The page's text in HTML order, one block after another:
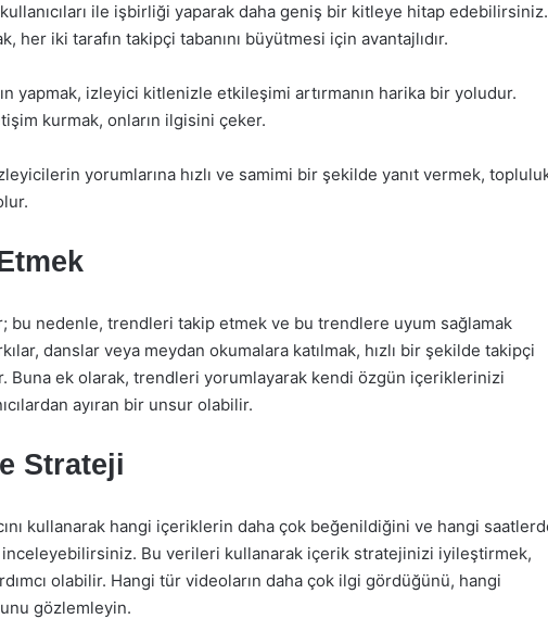
ile işbirliği yaparak daha geniş bir kitleye hitap edebilirsiniz.
her iki tarafın takipçi tabanını büyütmesi için avantajlıdır.
yapmak, izleyici kitlenizle etkileşimi artırmanın harika bir yoludur.
kurmak, onların ilgisini çeker.
yorumlarına hızlı ve samimi bir şekilde yanıt vermek,
bu nedenle, trendleri takip etmek ve bu trendlere uyum sağlamak
danslar veya meydan okumalara katılmak, hızlı bir şekilde takipçi
Buna ek olarak, trendleri yorumlayarak kendi özgün içeriklerinizi
ayıran bir unsur olabilir.
Strateji
kullanarak hangi içeriklerin daha çok beğenildiğini ve hangi
inceleyebilirsiniz. Bu verileri kullanarak içerik stratejinizi iyileştirmek,
olabilir. Hangi tür videoların daha çok ilgi gördüğünü, hangi
gözlemleyin.